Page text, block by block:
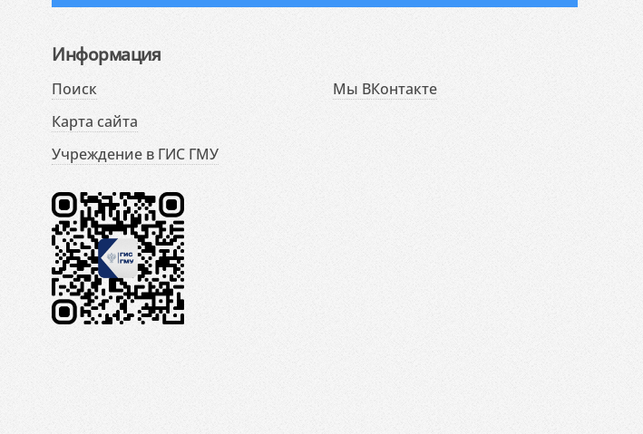
Информация
Поиск
Карта сайта
Учреждение в ГИС ГМУ
Мы ВКонтакте